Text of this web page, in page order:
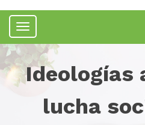
Menú
Ideologías
lucha